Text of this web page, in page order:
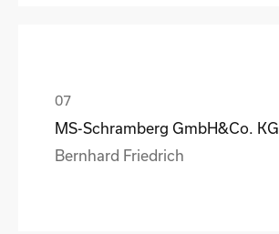
MS-Schramberg GmbH&Co. KG
Bernhard Friedrich